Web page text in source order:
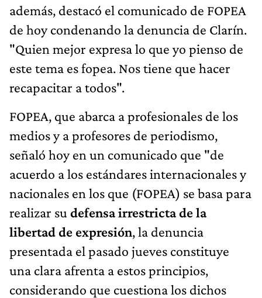
además, destacó el comunicado de FOPEA
de hoy condenando la denuncia de Clarín.
"Quien mejor expresa lo que yo pienso de
este tema es fopea. Nos tiene que hacer
recapacitar a todos".
FOPEA, que abarca a profesionales de los
medios y a profesores de periodismo,
señaló hoy en un comunicado que "de
acuerdo a los estándares internacionales y
nacionales en los que (FOPEA) se basa para
realizar su defensa irrestricta de la
libertad de expresión, la denuncia
presentada el pasado jueves constituye
una clara afrenta a estos principios,
considerando que cuestiona los dichos